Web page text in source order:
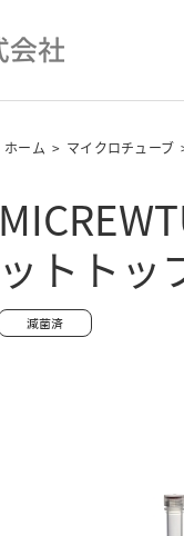
ホーム > マイクロチューブ
ットトッ